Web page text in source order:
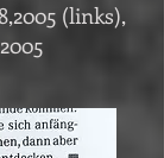
(links),